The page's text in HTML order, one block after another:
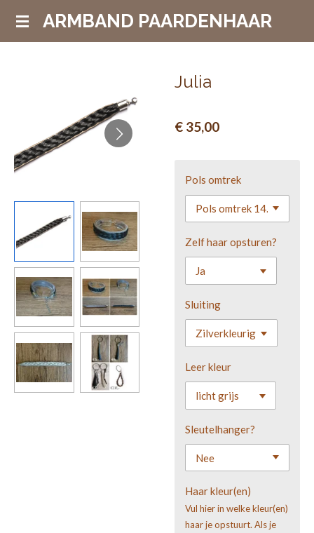
Ga
ARMBAND PAARDENHAAR
Julia
€ 35,00
Pols omtrek
Zelf haar opsturen?
Sluiting
Leer kleur
Sleutelhanger?
Haar kleur(en)
Vul hier in welke kleur(en)
haar je opstuurt. Als je